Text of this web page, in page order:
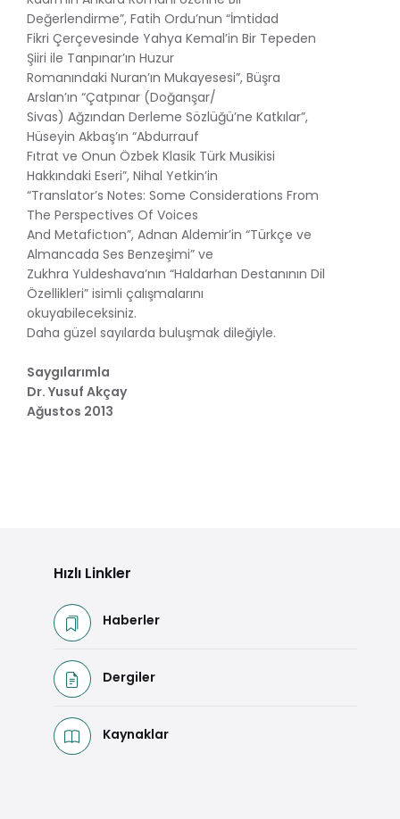
Değerlendirme”, Fatih Ordu’nun “İmtidad
Fikri Çerçevesinde Yahya Kemal’in Bir Tepeden
Şiiri ile Tanpınar’ın Huzur
Romanındaki Nuran’ın Mukayesesi”, Büşra
Arslan’ın “Çatpınar (Doğanşar/
Sivas) Ağzından Derleme Sözlüğü’ne Katkılar”,
Hüseyin Akbaş’ın “Abdurrauf
Fıtrat ve Onun Özbek Klasik Türk Musikisi
Hakkındaki Eseri”, Nihal Yetkin’in
“Translator’s Notes: Some Considerations From
The Perspectives Of Voices
And Metafictıon”, Adnan Aldemir’in “Türkçe ve
Almancada Ses Benzeşimi” ve
Zukhra Yuldeshava’nın “Haldarhan Destanının Dil
Özellikleri” isimli çalışmalarını
okuyabileceksiniz.
Daha güzel sayılarda buluşmak dileğiyle.
Saygılarımla
Dr. Yusuf Akçay
Ağustos 2013
Hızlı Linkler
Haberler
Dergiler
Kaynaklar